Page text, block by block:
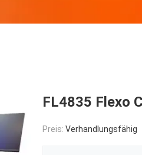
FL4835 Flexo
Preis: Verhandlungsfähig